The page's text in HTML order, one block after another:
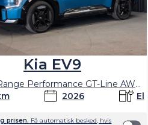
Kia EV9
EL Long Range Performance GT-Line AWD 384HK 5d Aut.
2026 El
prisen. Få automatisk besked, hvis